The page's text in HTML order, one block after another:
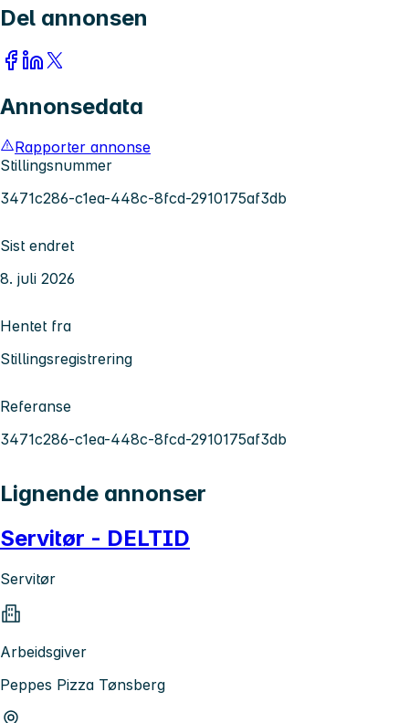
Del annonsen
Annonsedata
Rapporter annonse
Stillingsnummer
3471c286-c1ea-448c-8fcd-2910175af3db
Sist endret
8. juli 2026
Hentet fra
Stillingsregistrering
Referanse
3471c286-c1ea-448c-8fcd-2910175af3db
Lignende annonser
Servitør - DELTID
Servitør
Arbeidsgiver
Peppes Pizza Tønsberg